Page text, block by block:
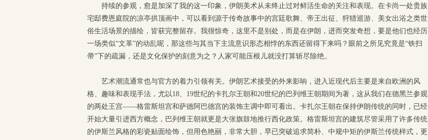
持续的参观，愈是加深了我的这一印象，伊朗美术从未终止过对鲜活生命的关注和表现。在卡尚一处贵族
宅邸费恩庭院的凉亭拱顶画中，可以看到源于传奇故事中的宫廷歌舞、帝王出征、狩猎巡游、美女出浴之类世
俗生活场景的描绘，皆获完整留存。我很惊奇，这里不是别处，而是在伊朗，进而突发奇想，要是他们也经历
一场类似“文革”的动乱呢，那这些与其当下主流意识形态相悖的东西还留得下来吗？眼前之所见究竟是“铁扫
帚”下的疏漏，还是文化保护的刻意为之？人家可能压根儿就没打算斩尽除绝。
艺术潮流通常也与官方的着力引领有关。伊朗艺术接受的外来影响，进入近现代后主要是来自欧洲的风
格、趣味和表现手法，尤以18、19世纪的卡扎尔王朝和20世纪的巴列维王朝期间为著，这从我们在德黑兰参观
的两处王宫——格雷斯坦宫和萨德阿巴德宫的装饰主调中即可看出。卡扎尔王朝在保持伊朗传统的同时，已经
开始大量引进西方概念，巴列维王朝就更是大张旗鼓地推行西化政策。格雷斯坦宫的建筑尽管采用了许多传统
的伊斯兰风格的彩瓷贴面绘饰，但用色艳丽，非常大胆，早已突破追求简朴、中规中矩的伊斯兰传统样式，更